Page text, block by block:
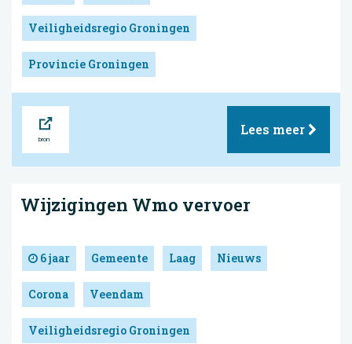
Veiligheidsregio Groningen
Provincie Groningen
Lees meer
Wijzigingen Wmo vervoer
6 jaar Gemeente Laag Nieuws
Corona Veendam
Veiligheidsregio Groningen